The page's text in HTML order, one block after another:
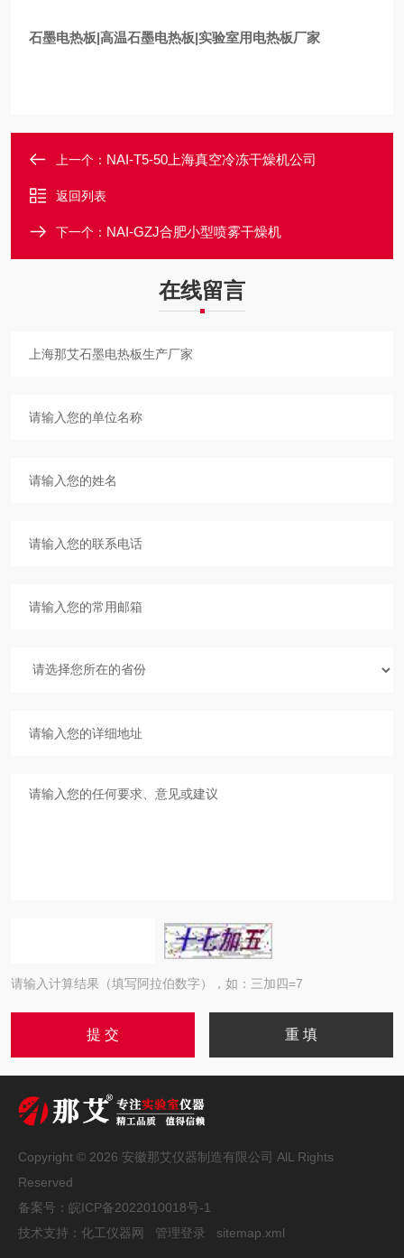
石墨电热板|高温石墨电热板|实验室用电热板厂家
上一个： NAI-T5-50上海真空冷冻干燥机公司
返回列表
下一个： NAI-GZJ合肥小型喷雾干燥机
在线留言
请输入计算结果（填写阿拉伯数字），如：三加四=7
Copyright © 2026 安徽那艾仪器制造有限公司 AlL Rights
Reserved
备案号： 皖ICP备2022010018号-1
技术支持： 化工仪器网 管理登录 sitemap.xml